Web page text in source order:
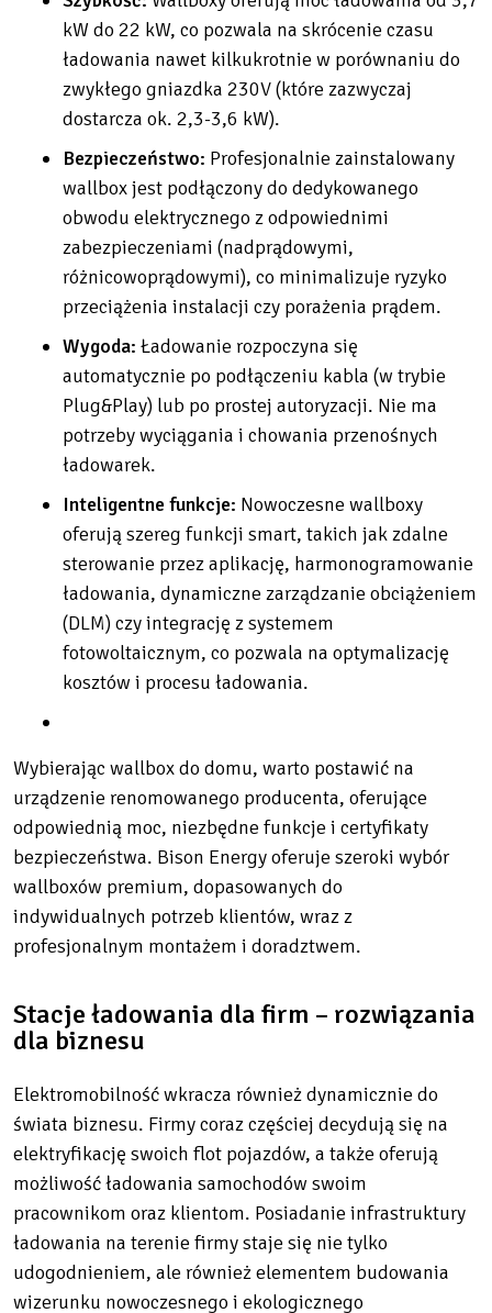
kW do 22 kW, co pozwala na skrócenie czasu
ładowania nawet kilkukrotnie w porównaniu do
zwykłego gniazdka 230V (które zazwyczaj
dostarcza ok. 2,3-3,6 kW).
Bezpieczeństwo: Profesjonalnie zainstalowany
wallbox jest podłączony do dedykowanego
obwodu elektrycznego z odpowiednimi
zabezpieczeniami (nadprądowymi,
różnicowoprądowymi), co minimalizuje ryzyko
przeciążenia instalacji czy porażenia prądem.
Wygoda: Ładowanie rozpoczyna się
automatycznie po podłączeniu kabla (w trybie
Plug&Play) lub po prostej autoryzacji. Nie ma
potrzeby wyciągania i chowania przenośnych
ładowarek.
Inteligentne funkcje: Nowoczesne wallboxy
oferują szereg funkcji smart, takich jak zdalne
sterowanie przez aplikację, harmonogramowanie
ładowania, dynamiczne zarządzanie obciążeniem
(DLM) czy integrację z systemem
fotowoltaicznym, co pozwala na optymalizację
kosztów i procesu ładowania.
Wybierając wallbox do domu, warto postawić na
urządzenie renomowanego producenta, oferujące
odpowiednią moc, niezbędne funkcje i certyfikaty
bezpieczeństwa. Bison Energy oferuje szeroki wybór
wallboxów premium, dopasowanych do
indywidualnych potrzeb klientów, wraz z
profesjonalnym montażem i doradztwem.
Stacje ładowania dla firm – rozwiązania
dla biznesu
Elektromobilność wkracza również dynamicznie do
świata biznesu. Firmy coraz częściej decydują się na
elektryfikację swoich flot pojazdów, a także oferują
możliwość ładowania samochodów swoim
pracownikom oraz klientom. Posiadanie infrastruktury
ładowania na terenie firmy staje się nie tylko
udogodnieniem, ale również elementem budowania
wizerunku nowoczesnego i ekologicznego